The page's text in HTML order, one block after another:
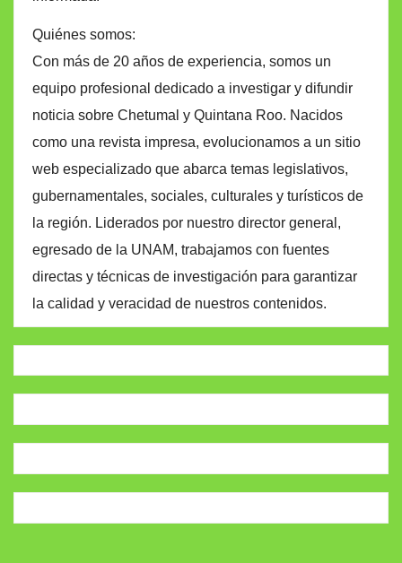
Quiénes somos:
Con más de 20 años de experiencia, somos un
equipo profesional dedicado a investigar y difundir
noticia sobre Chetumal y Quintana Roo. Nacidos
como una revista impresa, evolucionamos a un sitio
web especializado que abarca temas legislativos,
gubernamentales, sociales, culturales y turísticos de
la región. Liderados por nuestro director general,
egresado de la UNAM, trabajamos con fuentes
directas y técnicas de investigación para garantizar
la calidad y veracidad de nuestros contenidos.